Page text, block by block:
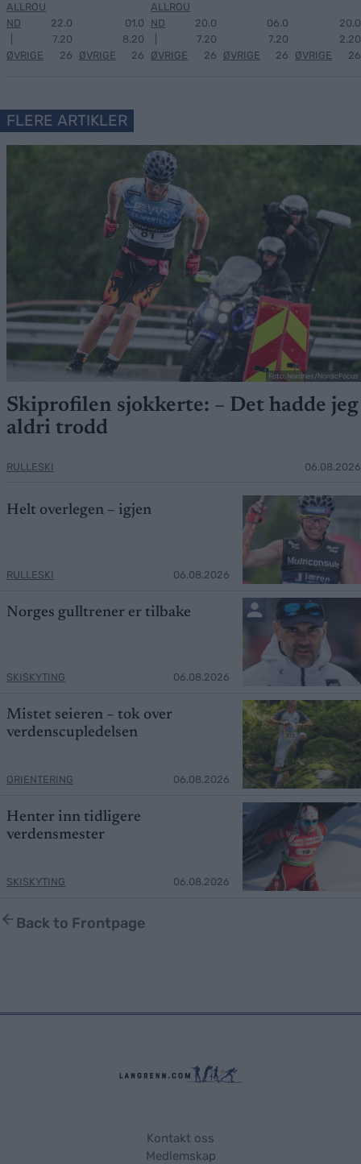
ALLROU
ND
ØVRIGE
22.0
7.20
26
ØVRIGE
01.0
8.20
26
ALLROU
ND
ØVRIGE
20.0
7.20
26
ØVRIGE
06.0
7.20
26
ØVRIGE
20.0
2.20
26
FLERE ARTIKLER
Foto: Nordnes/NordicFocus
Skiprofilen sjokkerte: – Det hadde jeg
aldri trodd
RULLESKI 06.08.2026
Helt overlegen – igjen
RULLESKI 06.08.2026
Norges gulltrener er tilbake
SKISKYTING 06.08.2026
Mistet seieren – tok over
verdenscupledelsen
ORIENTERING 06.08.2026
Henter inn tidligere
verdensmester
SKISKYTING 06.08.2026
Back to Frontpage
Kontakt oss
Medlemskap